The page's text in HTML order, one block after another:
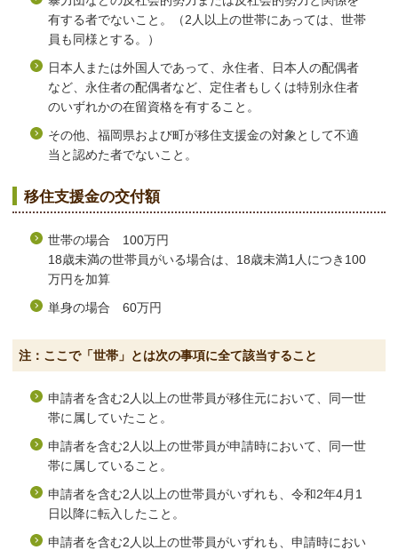
有する者でないこと。（2人以上の世帯にあっては、世帯
員も同様とする。）
日本人または外国人であって、永住者、日本人の配偶者
など、永住者の配偶者など、定住者もしくは特別永住者
のいずれかの在留資格を有すること。
その他、福岡県および町が移住支援金の対象として不適
当と認めた者でないこと。
移住支援金の交付額
世帯の場合 100万円
18歳未満の世帯員がいる場合は、18歳未満1人につき100
万円を加算
単身の場合 60万円
注：ここで「世帯」とは次の事項に全て該当すること
申請者を含む2人以上の世帯員が移住元において、同一世
帯に属していたこと。
申請者を含む2人以上の世帯員が申請時において、同一世
帯に属していること。
申請者を含む2人以上の世帯員がいずれも、令和2年4月1
日以降に転入したこと。
申請者を含む2人以上の世帯員がいずれも、申請時におい